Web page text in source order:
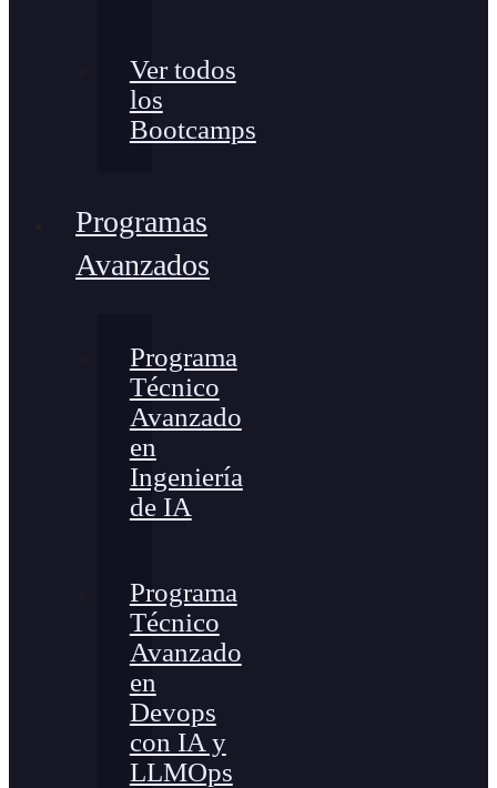
Ver todos
los
Bootcamps
Programas
Avanzados
Programa
Técnico
Avanzado
en
Ingeniería
de IA
Programa
Técnico
Avanzado
en
Devops
con IA y
LLMOps